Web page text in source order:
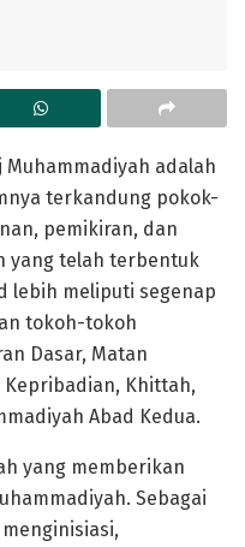
Muhammadiyah adalah
terkandung pokok-
pemikiran, dan
yang telah terbentuk
lebih meliputi segenap
tokoh-tokoh
Dasar, Matan
Kepribadian, Khittah,
Abad Kedua.
yang memberikan
Sebagai